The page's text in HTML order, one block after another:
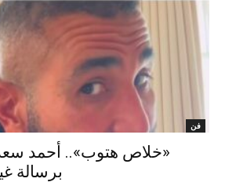
فن
«خلاص هتوب».. أحمد
برسالة